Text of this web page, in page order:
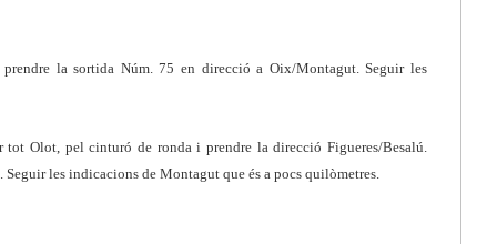
la sortida Núm. 75 en direcció a Oix/Montagut. Seguir les
Olot, pel cinturó de ronda i prendre la direcció Figueres/Besalú.
les indicacions de Montagut que és a pocs quilòmetres.